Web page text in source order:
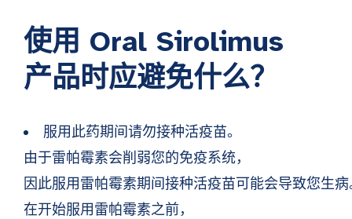
使用 Oral Sirolimus
产品时应避免什么？
服用此药期间请勿接种活疫苗。
由于雷帕霉素会削弱您的免疫系统，
因此服用雷帕霉素期间接种活疫苗可能会导致您生病
在开始服用雷帕霉素之前，